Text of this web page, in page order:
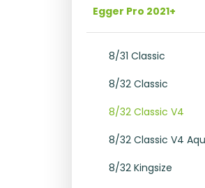
Egger Pro 2021+
8/31 Classic
8/32 Classic
8/32 Classic V4
8/32 Classic V4
8/32 Kingsize